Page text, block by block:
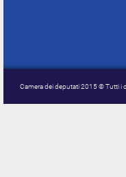
Camera dei deputati 2015 © Tutti i